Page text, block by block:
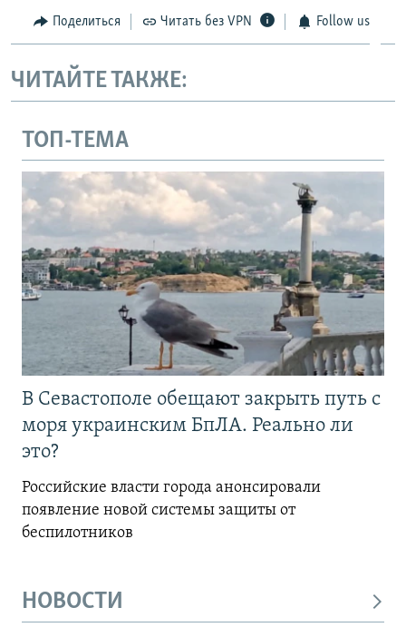
Поделиться Читать без VPN Follow us
ЧИТАЙТЕ ТАКЖЕ:
ТОП-ТЕМА
В Севастополе обещают закрыть путь с
моря украинским БпЛА. Реально ли
это?
Российские власти города анонсировали
появление новой системы защиты от
беспилотников
НОВОСТИ